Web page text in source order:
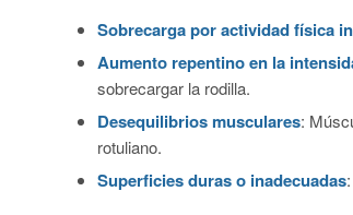
Sobrecarga por actividad física
Aumento repentino en la
sobrecargar la rodilla.
Desequilibrios musculares:
rotuliano.
Superficies duras o inadecuadas